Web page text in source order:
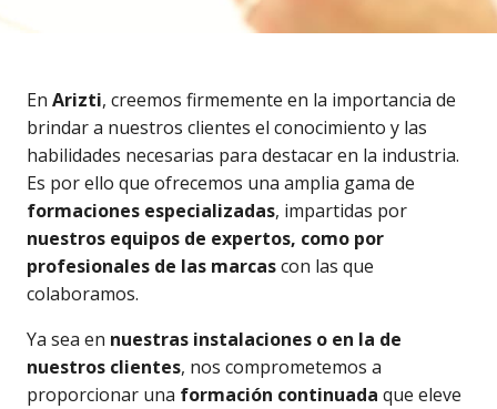
En Arizti, creemos firmemente en la importancia de
brindar a nuestros clientes el conocimiento y las
habilidades necesarias para destacar en la industria.
Es por ello que ofrecemos una amplia gama de
formaciones especializadas, impartidas por
nuestros equipos de expertos, como por
profesionales de las marcascon las que
colaboramos.
Ya sea en nuestras instalaciones o en la de
nuestros clientes, nos comprometemos a
proporcionar una formación continuada que eleve